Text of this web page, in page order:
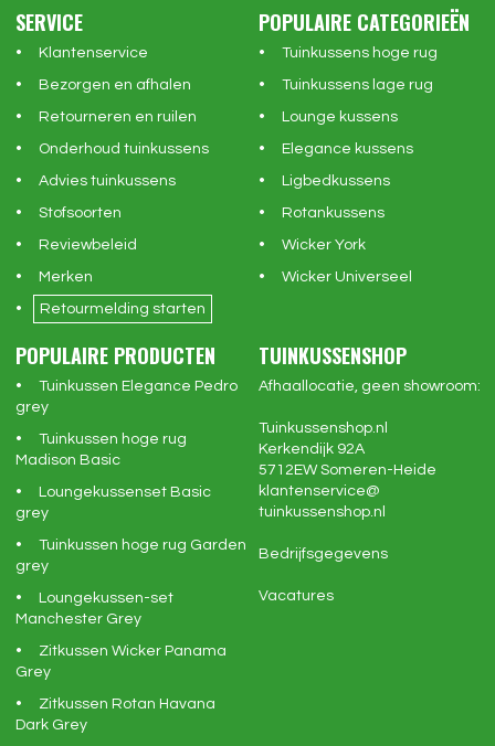
SERVICE
Klantenservice
Bezorgen en afhalen
Retourneren en ruilen
Onderhoud tuinkussens
Advies tuinkussens
Stofsoorten
Reviewbeleid
Merken
Retourmelding starten
POPULAIRE CATEGORIEËN
Tuinkussens hoge rug
Tuinkussens lage rug
Lounge kussens
Elegance kussens
Ligbedkussens
Rotankussens
Wicker York
Wicker Universeel
POPULAIRE PRODUCTEN
Tuinkussen Elegance Pedro
grey
Tuinkussen hoge rug
Madison Basic
Loungekussenset Basic
grey
Tuinkussen hoge rug Garden
grey
Loungekussen-set
Manchester Grey
Zitkussen Wicker Panama
Grey
Zitkussen Rotan Havana
Dark Grey
TUINKUSSENSHOP
Afhaallocatie, geen showroom:
Tuinkussenshop.nl
Kerkendijk 92A
5712EW Someren-Heide
klantenservice@
tuinkussenshop.nl
Bedrijfsgegevens
Vacatures